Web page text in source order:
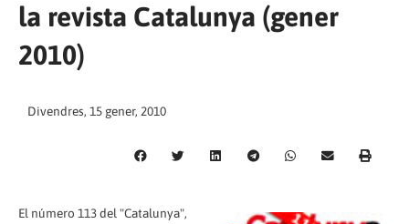
la revista Catalunya (gener
2010)
Divendres, 15 gener, 2010
El número 113 del "Catalunya",